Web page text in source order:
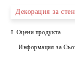
Декорация за
Оцени продукта
Информация за